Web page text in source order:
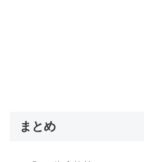
まとめ